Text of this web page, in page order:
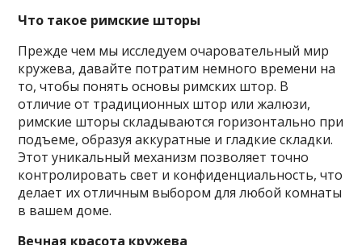
Что такое римские шторы
Прежде чем мы исследуем очаровательный мир
кружева, давайте потратим немного времени на
то, чтобы понять основы римских штор. В
отличие от традиционных штор или жалюзи,
римские шторы складываются горизонтально при
подъеме, образуя аккуратные и гладкие складки.
Этот уникальный механизм позволяет точно
контролировать свет и конфиденциальность, что
делает их отличным выбором для любой комнаты
в вашем доме.
Вечная красота кружева